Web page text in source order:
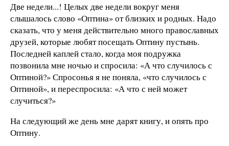
Две недели...! Целых две недели вокруг меня
слышалось слово «Оптина» от близких и родных. Надо
сказать, что у меня действительно много православных
друзей, которые любят посещать Оптину пустынь.
Последней каплей стало, когда моя подружка
позвонила мне ночью и спросила: «А что случилось с
Оптиной?» Спросонья я не поняла, «что случилось с
Оптиной», и переспросила: «А что с ней может
случиться?»
На следующий же день мне дарят книгу, и опять про
Оптину.